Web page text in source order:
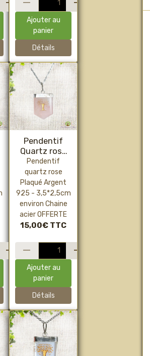
Ajouter au
panier
Détails
Pendentif
Quartz rose
"Arbre de Vie"
Pendentif
quartz rose
Plaqué Argent
925 - 3,5*2,5cm
environ Chaine
acier OFFERTE
15,00€ TTC
Ajouter au
panier
Détails